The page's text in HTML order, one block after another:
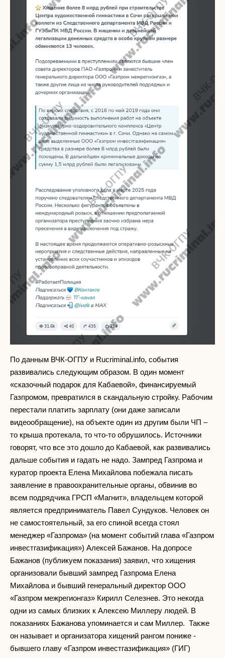
По данным ВЧК-ОГПУ и Rucriminal.info, события
развивались следующим образом. В один момент
«сказочный подарок для Кабаевой», финансируемый
Газпромом, превратился в скандальную стройку. Рабочим
перестали платить зарплату (они даже записали
видеообращение), на объекте один из другим были ЧП –
то крыша протекала, то что-то обрушилось. Источники
говорят, что все это дошло до Кабаевой, как развивались
дальше события и гадать не надо. Зампред Газпрома и
куратор проекта Елена Михайлова побежала писать
заявление в правоохранительные органы, обвинив во
всем подрядчика ГРСП «Магнит», владельцем которой
является предприниматель Павел Сундуков. Человек он
не самостоятельный, за его спиной всегда стоял
менеджер «Газпрома» (на момент событий глава «Газпром
инвестгазификация») Алексей Бажанов. На допросе
Бажанов (публикуем показания) заявил, что хищения
организовали бывший зампред Газпрома Елена
Михайлова и бывший генеральный директор ООО
«Газпром межрегионгаз» Кирилл Селезнев. Это некогда
одни из самых близких к Алексею Миллеру людей. В
показаниях Бажанова упоминается и сам Миллер. Также
он называет и организатора хищений рангом пониже -
бывшего главу «Газпром инвестгазификация» (ГИГ)